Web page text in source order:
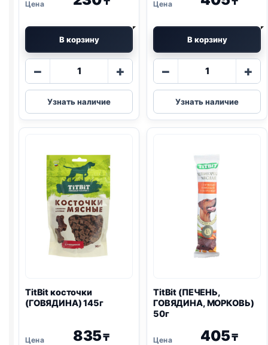
В корзину
−
Количество
TitBit
колбаса
(КАЛЬЯРИ)
+
Узнать наличие
В корзину
−
Количество
TitBit
(ГОВЯДИНА,
КУРАГА)
+
Узнать наличие
TitBit косточки
(ГОВЯДИНА) 145г
835₸
TitBit (ПЕЧЕНЬ,
ГОВЯДИНА, МОРКОВЬ)
50г
405₸